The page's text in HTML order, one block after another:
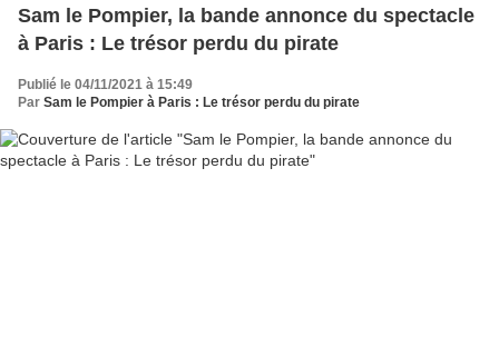
Sam le Pompier, la bande annonce du spectacle
à Paris : Le trésor perdu du pirate
Publié le 04/11/2021 à 15:49
Par Sam le Pompier à Paris : Le trésor perdu du pirate